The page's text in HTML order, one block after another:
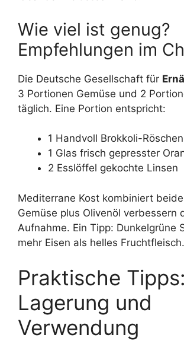
Wie viel ist genug?
Empfehlungen im
Die Deutsche Gesellschaft für
3 Portionen Gemüse und 2
täglich. Eine Portion entspricht:
1 Handvoll Brokkoli-Röschen
1 Glas frisch gepresster
2 Esslöffel gekochte Linsen
Mediterrane Kost kombiniert
Gemüse plus Olivenöl verbessern
Aufnahme. Ein Tipp: Dunkelgrüne
mehr Eisen als helles Fruchtfleisch.
Praktische Tipps:
Lagerung und
Verwendung